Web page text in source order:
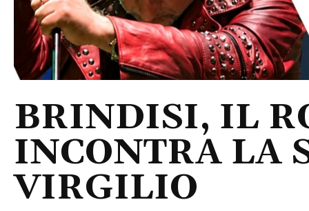
BRINDISI, IL
INCONTRA LA
VIRGILIO